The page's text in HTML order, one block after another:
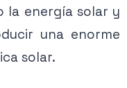
la energía solar y
una enorme
solar.